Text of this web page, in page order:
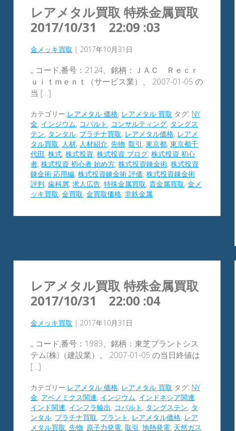
レアメタル買取 特殊金属買取
2017/10/31 22:09 :03
金メッキ買取 | 2017年10月31日
,, コード,番号：2124、銘柄：ＪＡＣ Ｒｅｃｒ
ｕｉｔｍｅｎｔ（サービス業）、 2007-01-05 の
当 […]
カテゴリー:レアメタル 価格, レアメタル 買取 タグ: NY
金, インジウム, コバルト , コンサルティング, タングス
テン, タンタル, プラチナ買取, レアメタル価格, レアメ
タル買取, 人材, 人材紹介,先物,取引 ,東京都,東京都千
代田,株式,株式投資,株式投資 ブログ,株式投資 初心
者,株式投資 初心者 始め方,株式投資錬金術,株式投資
錬金術 応用編,株式投資錬金術 評価,株式投資錬金術
評判,歯科屑,求人広告,特殊金属買取,貴金属買取,金メ
ッキ買取,金買取,金買取価格,非鉄金属
レアメタル買取 特殊金属買取
2017/10/31 22:00 :04
金メッキ買取 | 2017年10月31日
,, コード,番号：1983、銘柄：東芝プラントシス
テム(株)（建設業）、 2007-01-05 の当日終値は
[…]
カテゴリー:レアメタル 価格, レアメタル 買取 タグ: NY
金, アベノミクス関連, インジウム, インドネシア関連,
インド関連, インフラ輸出, コバルト , タングステン, タ
ンタル, プラチナ買取, プラント , レアメタル価格, レア
メタル買取,先物, 原子力発電,取引 ,地熱発電, 天然ガス